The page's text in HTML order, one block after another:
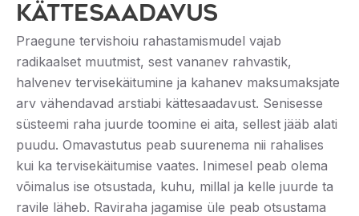
KÄTTESAADAVUS
Praegune tervishoiu rahastamismudel vajab
radikaalset muutmist, sest vananev rahvastik,
halvenev tervisekäitumine ja kahanev maksumaksjate
arv vähendavad arstiabi kättesaadavust. Senisesse
süsteemi raha juurde toomine ei aita, sellest jääb alati
puudu. Omavastutus peab suurenema nii rahalises
kui ka tervisekäitumise vaates. Inimesel peab olema
võimalus ise otsustada, kuhu, millal ja kelle juurde ta
ravile läheb. Raviraha jagamise üle peab otsustama